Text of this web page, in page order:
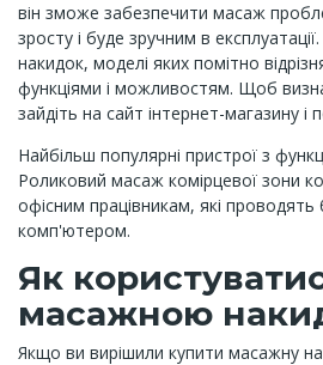
він зможе забезпечити масаж
зросту і буде зручним в
накидок, моделі яких помітно
функціями і можливостям. Щоб
зайдіть на сайт інтернет-магазину і
Найбільш популярні пристрої з
Роликовий масаж комірцевої зони
офісним працівникам, які проводять
комп'ютером.
Як
масажною
Якщо ви вирішили купити масажну